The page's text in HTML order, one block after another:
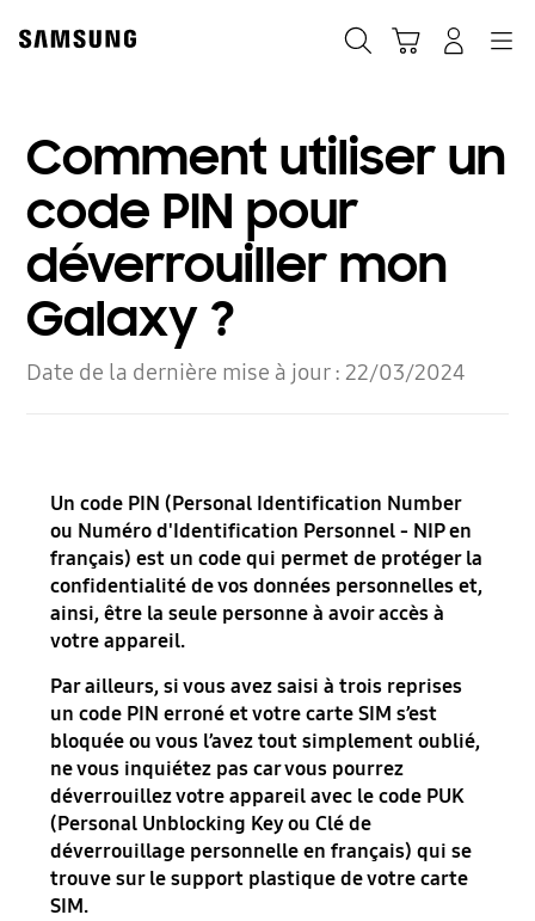
content
Comment utiliser un
code PIN pour
déverrouiller mon
Galaxy ?
Date de la dernière mise à jour :22/03/2024
Un code PIN (Personal Identification Number
ou Numéro d'Identification Personnel - NIP en
français) est un code qui permet de protéger la
confidentialité de vos données personnelles et,
ainsi, être la seule personne à avoir accès à
votre appareil.
Par ailleurs, si vous avez saisi à trois reprises
un code PIN erroné et votre carte SIM s’est
bloquée ou vous l’avez tout simplement oublié,
ne vous inquiétez pas car vous pourrez
déverrouillez votre appareil avec le code PUK
(Personal Unblocking Key ou Clé de
déverrouillage personnelle en français) qui se
trouve sur le support plastique de votre carte
SIM.